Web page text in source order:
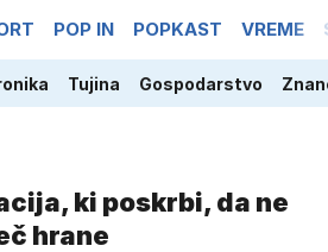
POP IN POPKAST VREME
Tujina Gospodarstvo
ki poskrbi, da ne
hrane